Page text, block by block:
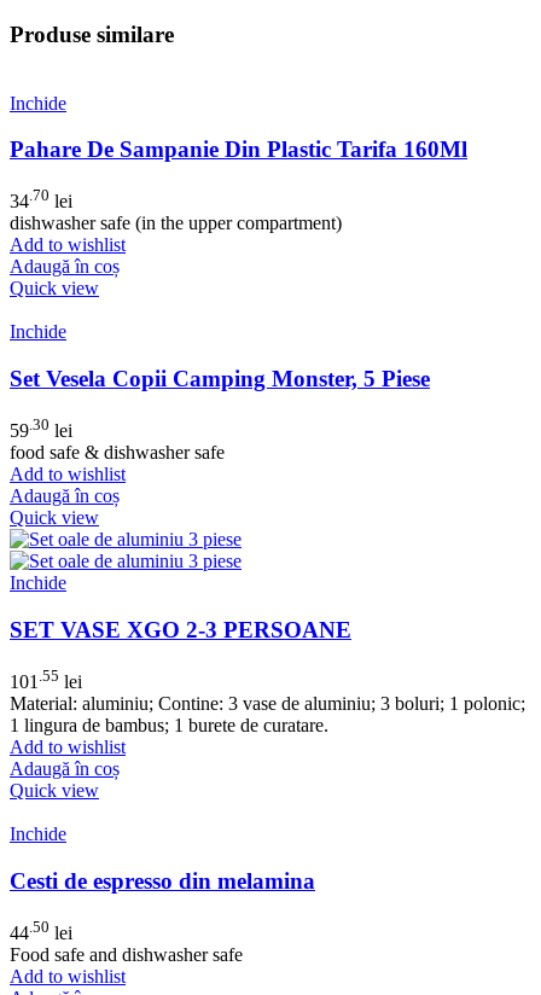
Produse similare
Inchide
Pahare De Sampanie Din Plastic Tarifa 160Ml
34.70 lei
dishwasher safe (in the upper compartment)
Add to wishlist
Adaugă în coș
Quick view
Inchide
Set Vesela Copii Camping Monster, 5 Piese
59 .30 lei
food safe & dishwasher safe
Add to wishlist
Adaugă în coș
Quick view
Inchide
SET VASE XGO 2-3 PERSOANE
101 .55 lei
Material: aluminiu; Contine: 3 vase de aluminiu; 3 boluri; 1 polonic;
1 lingura de bambus; 1 burete de curatare.
Add to wishlist
Adaugă în coș
Quick view
Inchide
Cesti de espresso din melamina
44 .50 lei
Food safe and dishwasher safe
Add to wishlist